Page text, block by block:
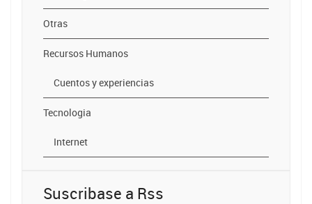
Otras
Recursos Humanos
Cuentos y experiencias
Tecnologia
Internet
Suscribase a Rss